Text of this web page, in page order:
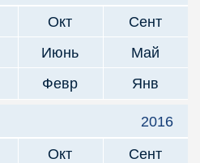
Окт
Сент
Июнь
Май
Февр Янв
2016
Окт
Сент